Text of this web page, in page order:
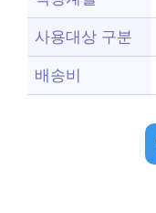
사용대상 구분
배송비